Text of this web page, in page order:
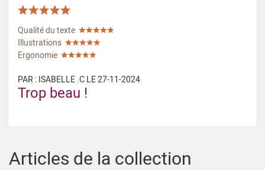
Qualité du texte
Illustrations
Ergonomie
PAR :ISABELLE .CLE27-11-2024
Trop beau !
Articles de la collection